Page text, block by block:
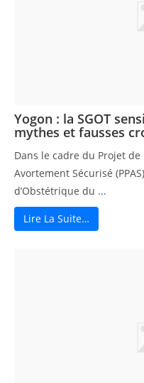
Yogon : la SGOT
mythes et fausses
Dans le cadre du Projet de
Avortement Sécurisé
d’Obstétrique du ...
Lire La Suite…